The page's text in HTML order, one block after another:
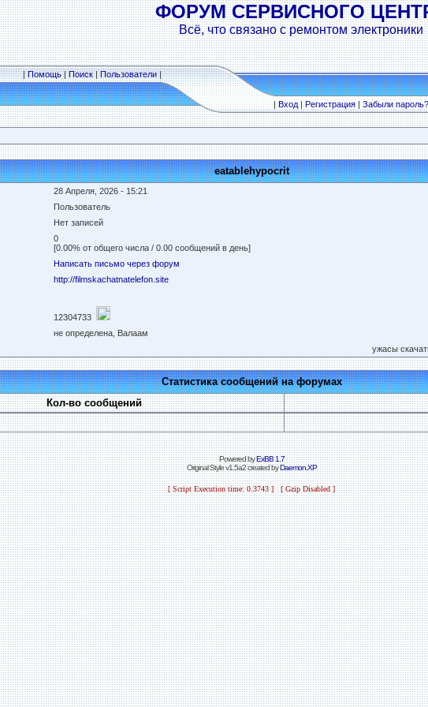
ФОРУМ СЕРВИСНОГО
Всё, что связано с ремонтом электроники
|Помощь|Поиск|Пользователи|
|Вход|Регистрация|Забыли пароль?
eatablehypocrit
28 Апреля, 2026 - 15:21
Пользователь
Нет записей
0
[0.00% от общего числа / 0.00 сообщений в день]
Написать письмо через форум
http://filmskachatnatelefon.site
12304733
не определена, Валаам
ужасы
Статистика сообщений на форумах
Кол-во сообщений
Powered byExBB 1.7
Original Style v1.5a2 created byDaemon.XP
[ Script Execution time: 0.3743 ] [ Gzip Disabled ]